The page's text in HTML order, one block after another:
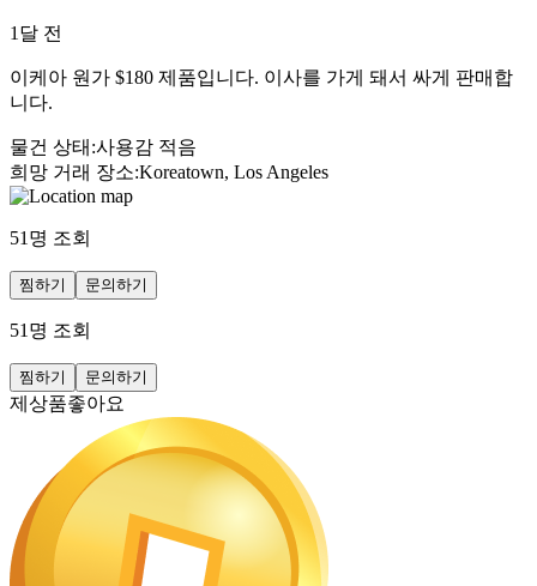
1달 전
이케아 원가 $180 제품입니다. 이사를 가게 돼서 싸게 판매합
니다.
물건 상태 :사용감 적음
희망 거래 장소:Koreatown, Los Angeles
51 명 조회
찜하기 문의하기
51 명 조회
찜하기 문의하기
제상품좋아요